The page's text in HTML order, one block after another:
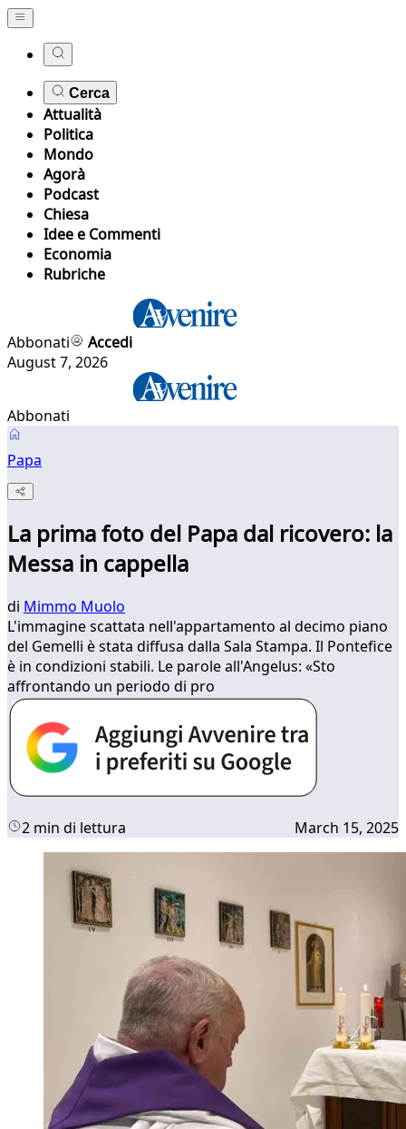
Cerca
Attualità
Politica
Mondo
Agorà
Podcast
Chiesa
Idee e Commenti
Economia
Rubriche
Abbonati
Accedi
August 7, 2026
Abbonati
Papa
La prima foto del Papa dal ricovero: la
Messa in cappella
di Mimmo Muolo
L'immagine scattata nell'appartamento al decimo piano
del Gemelli è stata diffusa dalla Sala Stampa. Il Pontefice
è in condizioni stabili. Le parole all'Angelus: «Sto
affrontando un periodo di pro
2 min di lettura March 15, 2025